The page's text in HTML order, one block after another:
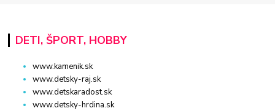
DETI, ŠPORT, HOBBY
www.kamenik.sk
www.detsky-raj.sk
www.detskaradost.sk
www.detsky-hrdina.sk